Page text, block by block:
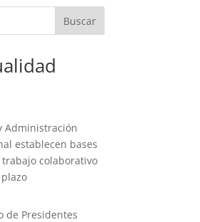
Administración
establecen bases
colaborativo
de Presidentes